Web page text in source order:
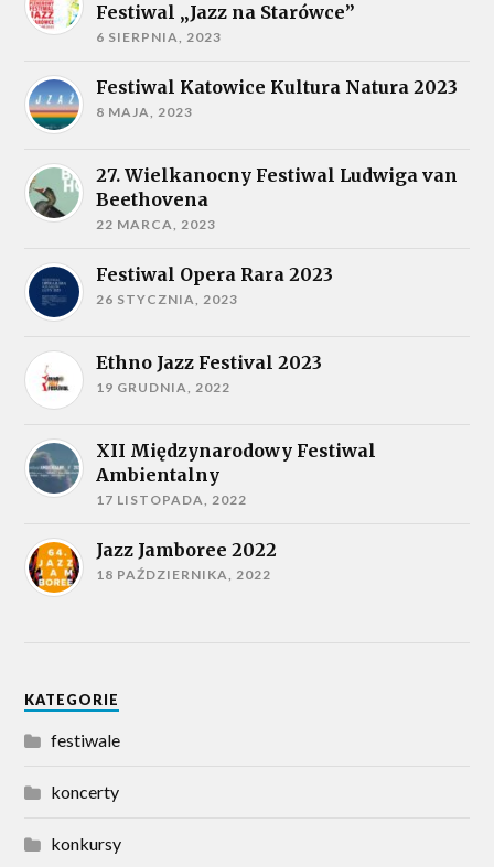
Festiwal „Jazz na Starówce”
6 SIERPNIA, 2023
Festiwal Katowice Kultura Natura 2023
8 MAJA, 2023
27. Wielkanocny Festiwal Ludwiga van
Beethovena
22 MARCA, 2023
Festiwal Opera Rara 2023
26 STYCZNIA, 2023
Ethno Jazz Festival 2023
19 GRUDNIA, 2022
XII Międzynarodowy Festiwal
Ambientalny
17 LISTOPADA, 2022
Jazz Jamboree 2022
18 PAŹDZIERNIKA, 2022
KATEGORIE
festiwale
koncerty
konkursy